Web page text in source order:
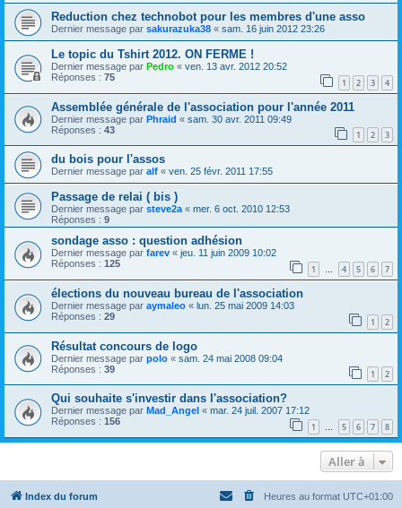
Reduction chez technobot pour les membres d'une asso
Dernier message par sakurazuka38 « sam. 16 juin 2012 23:26
Le topic du Tshirt 2012. ON FERME !
Dernier message par Pedro « ven. 13 avr. 2012 20:52
Réponses : 75 1 2 3 4
Assemblée générale de l'association pour l'année 2011
Dernier message par Phraid « sam. 30 avr. 2011 09:49
Réponses : 43 1 2 3
du bois pour l'assos
Dernier message par alf « ven. 25 févr. 2011 17:55
Passage de relai ( bis )
Dernier message par steve2a « mer. 6 oct. 2010 12:53
Réponses : 9
sondage asso : question adhésion
Dernier message par farev « jeu. 11 juin 2009 10:02
Réponses : 125 1 … 4 5 6 7
élections du nouveau bureau de l'association
Dernier message par aymaleo « lun. 25 mai 2009 14:03
Réponses : 29 1 2
Résultat concours de logo
Dernier message par polo « sam. 24 mai 2008 09:04
Réponses : 39 1 2
Qui souhaite s'investir dans l'association?
Dernier message par Mad_Angel « mar. 24 juil. 2007 17:12
Réponses : 156 1 … 5 6 7 8
Aller à
Index du forum Heures au format UTC+01:00